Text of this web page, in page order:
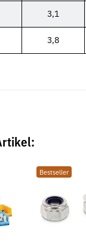
3,1
3,8
Bestseller